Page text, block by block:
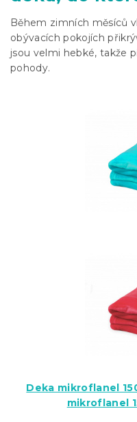
Během zimních měsíců
obývacích pokojích
jsou velmi hebké, takže
pohody.
Deka mikroflanel
mikroflanel